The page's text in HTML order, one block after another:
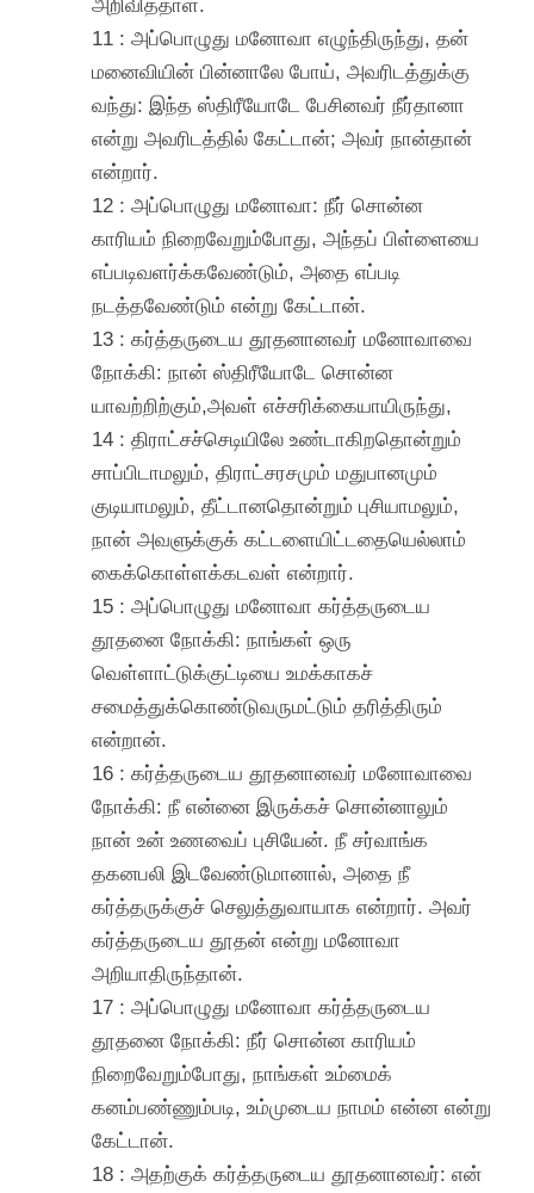
11 : அப்பொழுது மனோவா எழுந்திருந்து, தன்
மனைவியின் பின்னாலே போய், அவரிடத்துக்கு
வந்து: இந்த ஸ்திரீயோடே பேசினவர் நீர்தானா
என்று அவரிடத்தில் கேட்டான்; அவர் நான்தான்
என்றார்.
12 : அப்பொழுது மனோவா: நீர் சொன்ன
காரியம் நிறைவேறும்போது, அந்தப் பிள்ளையை
எப்படிவளர்க்கவேண்டும், அதை எப்படி
நடத்தவேண்டும் என்று கேட்டான்.
13 : கர்த்தருடைய தூதனானவர் மனோவாவை
நோக்கி: நான் ஸ்திரீயோடே சொன்ன
யாவற்றிற்கும்,அவள் எச்சரிக்கையாயிருந்து,
14 : திராட்சச்செடியிலே உண்டாகிறதொன்றும்
சாப்பிடாமலும், திராட்சரசமும் மதுபானமும்
குடியாமலும், தீட்டானதொன்றும் புசியாமலும்,
நான் அவளுக்குக் கட்டளையிட்டதையெல்லாம்
கைக்கொள்ளக்கடவள் என்றார்.
15 : அப்பொழுது மனோவா கர்த்தருடைய
தூதனை நோக்கி: நாங்கள் ஒரு
வெள்ளாட்டுக்குட்டியை உமக்காகச்
சமைத்துக்கொண்டுவருமட்டும் தரித்திரும்
என்றான்.
16 : கர்த்தருடைய தூதனானவர் மனோவாவை
நோக்கி: நீ என்னை இருக்கச் சொன்னாலும்
நான் உன் உணவைப் புசியேன். நீ சர்வாங்க
தகனபலி இடவேண்டுமானால், அதை நீ
கர்த்தருக்குச் செலுத்துவாயாக என்றார். அவர்
கர்த்தருடைய தூதன் என்று மனோவா
அறியாதிருந்தான்.
17 : அப்பொழுது மனோவா கர்த்தருடைய
தூதனை நோக்கி: நீர் சொன்ன காரியம்
நிறைவேறும்போது, நாங்கள் உம்மைக்
கனம்பண்ணும்படி, உம்முடைய நாமம் என்ன என்று
கேட்டான்.
18 : அதற்குக் கர்த்தருடைய தூதனானவர்: என்